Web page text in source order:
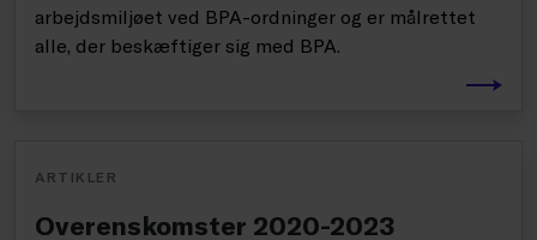
arbejdsmiljøet ved BPA-ordninger og er målrettet
alle, der beskæftiger sig med BPA.
ARTIKLER
Overenskomster 2020-2023